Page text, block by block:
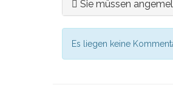
Sie müssen
Es liegen keine